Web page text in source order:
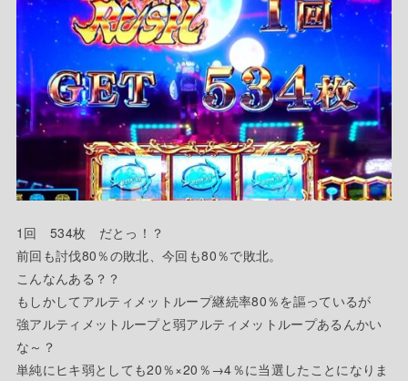
1回 534枚 だとっ！？
前回も討伐80％の敗北、今回も80％で敗北。
こんなんある？？
もしかしてアルティメットループ継続率80％を謳っているが
強アルティメットループと弱アルティメットループあるんかい
な～？
単純にヒキ弱としても20％×20％→4％に当選したことになりま